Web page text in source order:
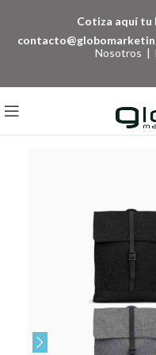
Cotiza aquí tu
Nosotros |